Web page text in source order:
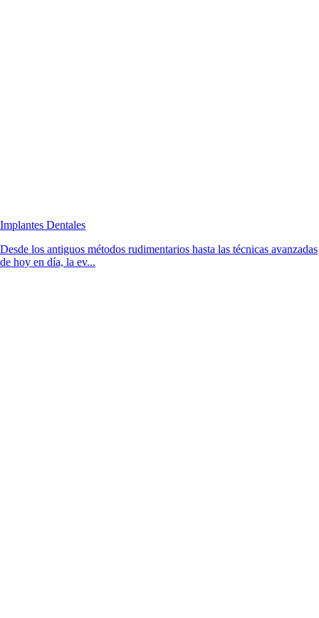
Implantes Dentales
Desde los antiguos métodos rudimentarios hasta las técnicas avanzadas
de hoy en día, la ev...